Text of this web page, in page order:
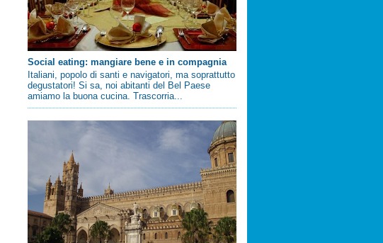
Social eating: mangiare bene e in compagnia
Italiani, popolo di santi e navigatori, ma soprattutto
degustatori! Si sa, noi abitanti del Bel Paese
amiamo la buona cucina. Trascorria...